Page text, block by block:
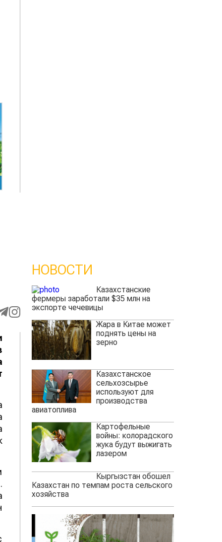
НОВОСТИ
Казахстанские
фермеры заработали $35 млн на
экспорте чечевицы
Жара в Китае может
поднять цены на
зерно
Казахстанское
сельхозсырье
используют для
производства
авиатоплива
Картофельные
войны: колорадского
жука будут выжигать
лазером
Кыргызстан обошел
Казахстан по темпам роста сельского
хозяйства